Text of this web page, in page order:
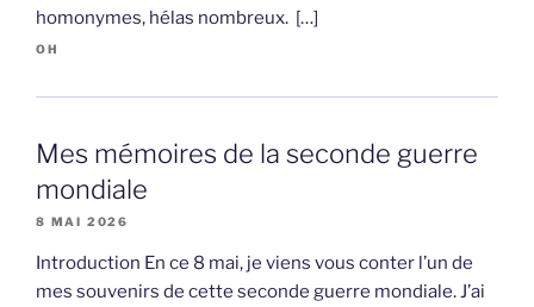
homonymes, hélas nombreux. […]
OH
Mes mémoires de la seconde guerre
mondiale
8 MAI 2026
Introduction En ce 8 mai, je viens vous conter l’un de
mes souvenirs de cette seconde guerre mondiale. J’ai